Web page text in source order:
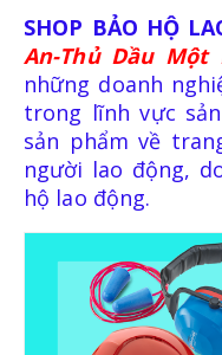
TB CHỐNG RƠI NGÃ
DÂY ĐAI AN
DÂY ĐAI CỨU
LIÊN HỆ
SHOP BẢO HỘ
An-Thủ Dầu Một
những doanh
trong lĩnh vực
sản phẩm về
người lao động,
hộ lao động.